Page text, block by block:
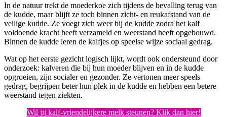
In de natuur trekt de moederkoe zich tijdens de bevalling terug van
de kudde, maar blijft ze toch binnen zicht- en reukafstand van de
veilige kudde. Ze voegt zich weer bij de kudde zodra het kalf
voldoende kracht heeft verzameld en weerstand heeft opgebouwd.
Binnen de kudde leren de kalfjes op speelse wijze sociaal gedrag.
Wat op het eerste gezicht logisch lijkt, wordt ook ondersteund door
onderzoek: kalveren die bij hun moeder blijven en in de kudde
opgroeien, zijn socialer en gezonder. Ze vertonen meer speels
gedrag, begrijpen beter hun plek in de kudde en hebben een betere
weerstand tegen ziekten.
Wil jij kalf-vriendelijkere melk steunen? Klik dan hier!